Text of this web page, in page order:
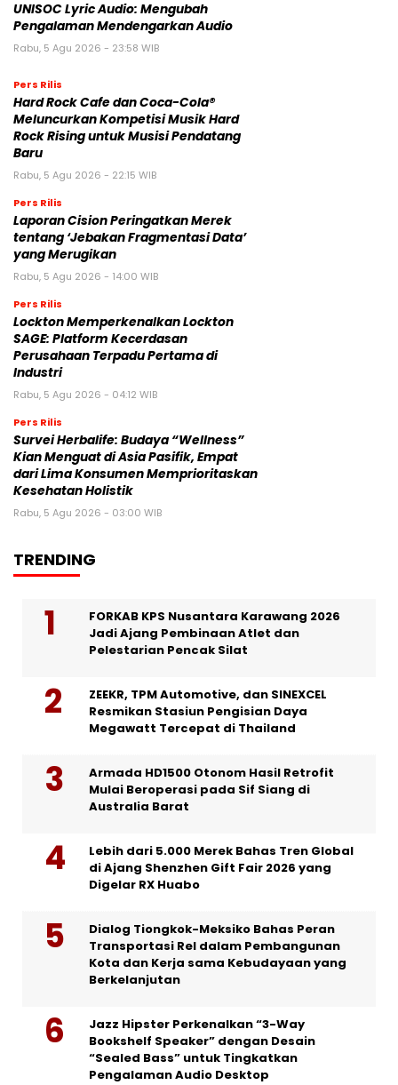
UNISOC Lyric Audio: Mengubah
Pengalaman Mendengarkan Audio
Rabu, 5 Agu 2026 - 23:58 WIB
Pers Rilis
Hard Rock Cafe dan Coca-Cola®
Meluncurkan Kompetisi Musik Hard
Rock Rising untuk Musisi Pendatang
Baru
Rabu, 5 Agu 2026 - 22:15 WIB
Pers Rilis
Laporan Cision Peringatkan Merek
tentang ‘Jebakan Fragmentasi Data’
yang Merugikan
Rabu, 5 Agu 2026 - 14:00 WIB
Pers Rilis
Lockton Memperkenalkan Lockton
SAGE: Platform Kecerdasan
Perusahaan Terpadu Pertama di
Industri
Rabu, 5 Agu 2026 - 04:12 WIB
Pers Rilis
Survei Herbalife: Budaya “Wellness”
Kian Menguat di Asia Pasifik, Empat
dari Lima Konsumen Memprioritaskan
Kesehatan Holistik
Rabu, 5 Agu 2026 - 03:00 WIB
TRENDING
FORKAB KPS Nusantara Karawang 2026
Jadi Ajang Pembinaan Atlet dan
Pelestarian Pencak Silat
ZEEKR, TPM Automotive, dan SINEXCEL
Resmikan Stasiun Pengisian Daya
Megawatt Tercepat di Thailand
Armada HD1500 Otonom Hasil Retrofit
Mulai Beroperasi pada Sif Siang di
Australia Barat
Lebih dari 5.000 Merek Bahas Tren Global
di Ajang Shenzhen Gift Fair 2026 yang
Digelar RX Huabo
Dialog Tiongkok-Meksiko Bahas Peran
Transportasi Rel dalam Pembangunan
Kota dan Kerja sama Kebudayaan yang
Berkelanjutan
Jazz Hipster Perkenalkan “3-Way
Bookshelf Speaker” dengan Desain
“Sealed Bass” untuk Tingkatkan
Pengalaman Audio Desktop